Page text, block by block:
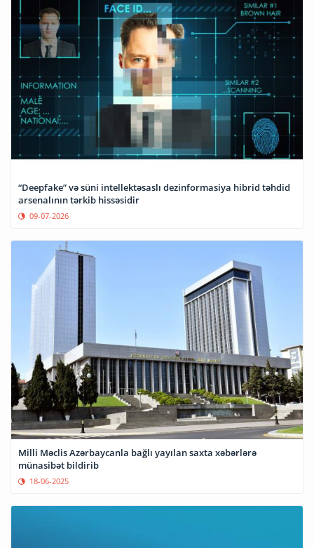
“Deepfake” və süni intellektəsaslı dezinformasiya hibrid təhdid
arsenalının tərkib hissəsidir
09-07-2026
Milli Məclis Azərbaycanla bağlı yayılan saxta xəbərlərə
münasibət bildirib
18-06-2025